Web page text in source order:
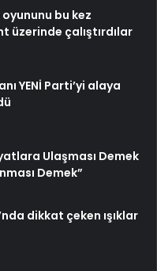
oyununu bu kez
üzerinde çalıştırdılar
YENİ Parti’yi alaya
Ulaşması Demek
Demek”
dikkat çeken ışıklar